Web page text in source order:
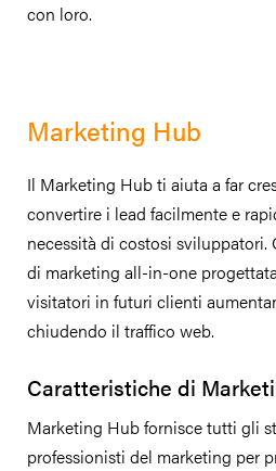
con loro.
Marketing Hub
Il Marketing Hub ti aiuta a far
convertire i lead facilmente e
necessità di costosi sviluppatori.
di marketing all-in-one
visitatori in futuri clienti
chiudendo il traffico web.
Caratteristiche di
Marketing Hub fornisce tutti gli
professionisti del marketing per